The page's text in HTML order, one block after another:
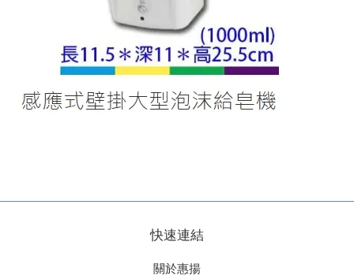
快速連結
關於惠揚